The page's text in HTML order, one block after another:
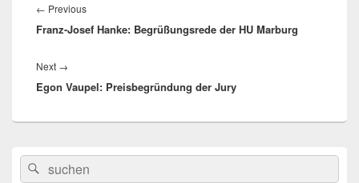
← Previous
post:
Franz-Josef Hanke: Begrüßungsrede der HU Marburg
Next →
post:
Egon Vaupel: Preisbegründung der Jury
Primärer
Seitenleisten
SearchSuche